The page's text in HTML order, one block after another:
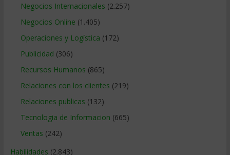
Negocios Internacionales (2.257)
Negocios Online (1.405)
Operaciones y Logística (172)
Publicidad (306)
Recursos Humanos (865)
Relaciones con los clientes (219)
Relaciones publicas (132)
Tecnologia de Informacion (665)
Ventas (242)
Habilidades (2.843)